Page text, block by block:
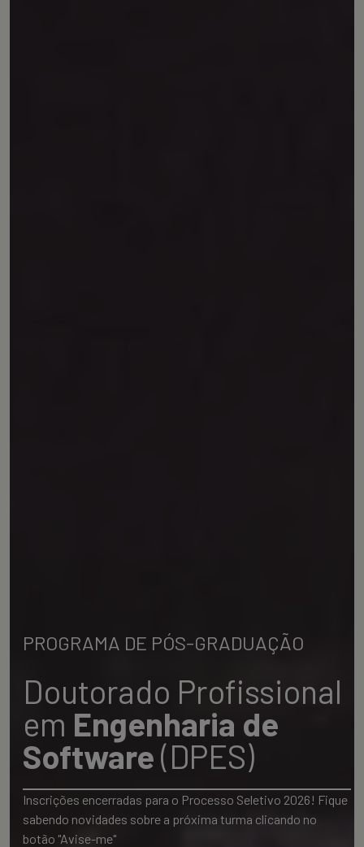
PROGRAMA DE PÓS-GRADUAÇÃO
Doutorado Profissional
em Engenharia de
Software(DPES)
Inscrições encerradas para o Processo Seletivo 2026! Fique
sabendo novidades sobre a próxima turma clicando no
botão "Avise-me"